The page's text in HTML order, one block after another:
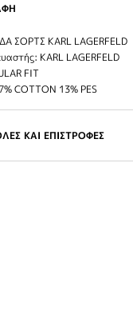
ΣΟΡΤΣ KARL LAGERFELD
KARL LAGERFELD
FIT
COTTON 13% PES
ΚΑΙ ΕΠΙΣΤΡΟΦΕΣ